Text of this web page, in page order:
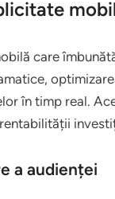
care
în timp real.
a audienței